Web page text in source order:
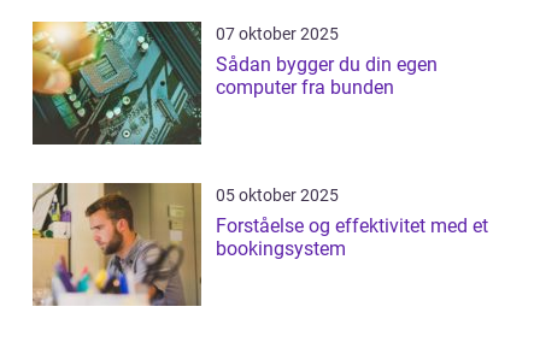
07 oktober 2025
Sådan bygger du din egen
computer fra bunden
05 oktober 2025
Forståelse og effektivitet med et
bookingsystem